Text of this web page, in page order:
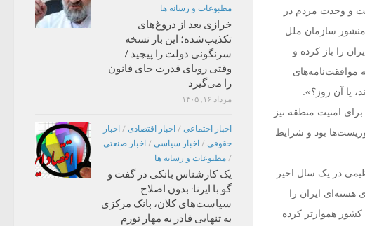
و وحدت مردم در
سازمان ملل
۱۹۲۹ که راه جنگ علیه ایران را باز ‌کرده و
‌موافقت‌نامه‌های
یا آن روز؟».
امنیت منطقه نیز
بود و شرایط
در یک سال اخیر
هسته‌ای ایران را
هموارتر کرده
مطبوعات و رسانه ها
خرازی بعد از دروغ‌های
تکذیب‌شده؛ این بار نسخه
سرنگونی دولت را پیچید /
وقتی رویای قدرت جای قانون
را می‌گیرد
مرداد ۱۶, ۱۴۰۵
اخبار اجتماعی / اخبار اقتصادی / اخبار
حقوقی / اخبار سیاسی / اخبار صنعتی
/ مطبوعات و رسانه ها
یک کارشناس بانکی در گفت و
گو با ایرنا: بدون اصلاح
سیاست‌های کلان، بانک مرکزی
به تنهایی قادر به مهار تورم